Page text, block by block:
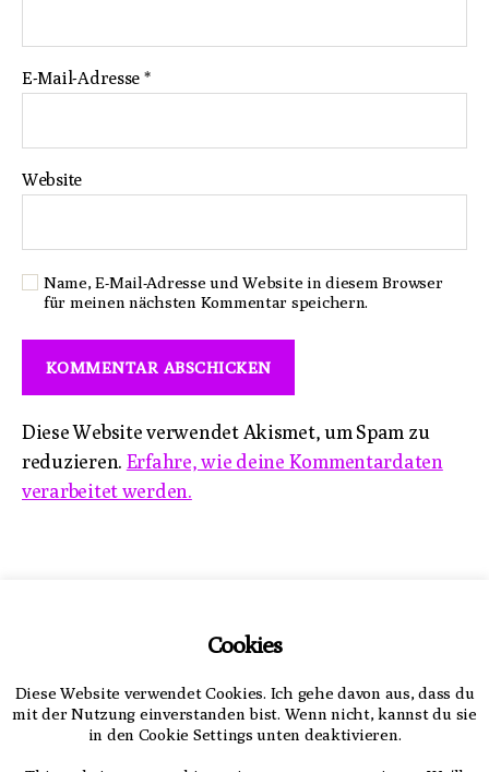
E-Mail-Adresse *
Website
Name, E-Mail-Adresse und Website in diesem Browser
für meinen nächsten Kommentar speichern.
Diese Website verwendet Akismet, um Spam zu
reduzieren. Erfahre, wie deine Kommentardaten
verarbeitet werden.
Datenschutzerklärung
Cookies
Diese Website verwendet Cookies. Ich gehe davon aus, dass du
mit der Nutzung einverstanden bist. Wenn nicht, kannst du sie
in den Cookie Settings unten deaktivieren.